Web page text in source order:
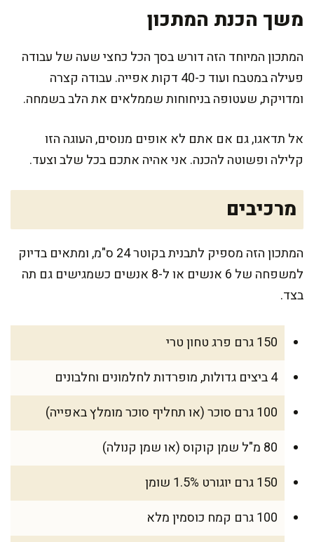
משך הכנת המתכון
המתכון המיוחד הזה דורש בסך הכל כחצי שעה של עבודה
פעילה במטבח ועוד כ-40 דקות אפייה. עבודה קצרה
ומדויקת, שעטופה בניחוחות שממלאים את הלב בשמחה.
אל תדאגו, גם אם אתם לא אופים מנוסים, העוגה הזו
קלילה ופשוטה להכנה. אני אהיה אתכם בכל שלב וצעד.
מרכיבים
המתכון הזה מספיק לתבנית בקוטר 24 ס"מ, ומתאים בדיוק
למשפחה של 6 אנשים או ל-8 אנשים כשמגישים גם תה
בצד.
150 גרם פרג טחון טרי
4 ביצים גדולות, מופרדות לחלמונים וחלבונים
100 גרם סוכר (או תחליף סוכר מומלץ באפייה)
80 מ"ל שמן קוקוס (או שמן קנולה)
150 גרם יוגורט 1.5% שומן
100 גרם קמח כוסמין מלא